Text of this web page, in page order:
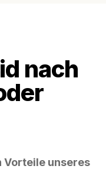
nach
Vorteile unseres